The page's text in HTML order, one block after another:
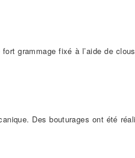
grammage fixé à l’aide de
Des bouturages ont été